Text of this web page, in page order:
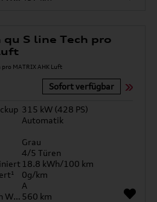
S line Tech pro
Sofort verfügbar
315 kW (428 PS)
Automatik
Grau
4/5 Türen
18.8 kWh/100 km
0g/km
A
Elektr. Reichweite nach WLTP* 560 km